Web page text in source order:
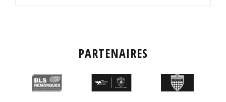
PARTENAIRES